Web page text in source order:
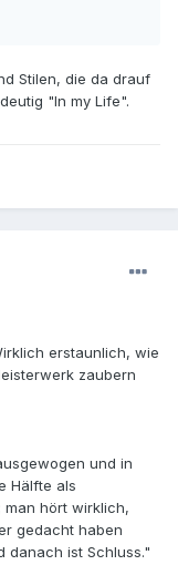
Stilen, die da drauf
"In my Life".
erstaunlich, wie
zaubern
und in
Hälfte als
man hört wirklich,
gedacht haben
danach ist Schluss."